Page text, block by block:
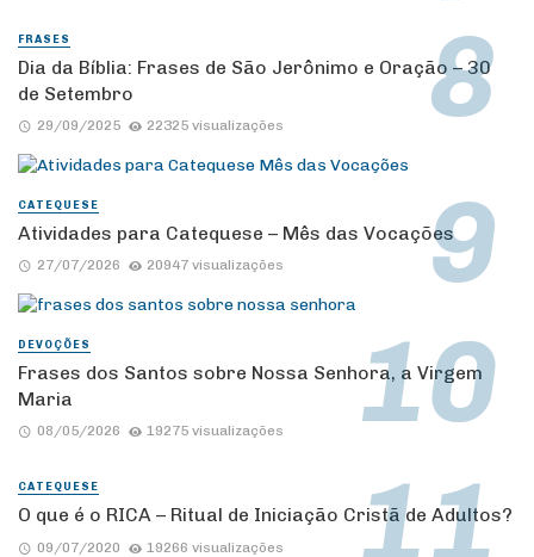
FRASES
Dia da Bíblia: Frases de São Jerônimo e Oração – 30
de Setembro
29/09/2025 22325 visualizações
CATEQUESE
Atividades para Catequese – Mês das Vocações
27/07/2026 20947 visualizações
DEVOÇÕES
Frases dos Santos sobre Nossa Senhora, a Virgem
Maria
08/05/2026 19275 visualizações
CATEQUESE
O que é o RICA – Ritual de Iniciação Cristã de Adultos?
09/07/2020 19266 visualizações